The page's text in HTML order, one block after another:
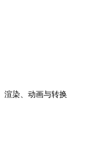
渲染、动画与转换